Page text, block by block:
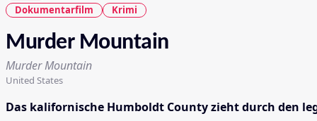
Dokumentarfilm
Krimi
Murder Mountain
Murder Mountain
United States
Das kalifornische Humboldt County zieht durch den